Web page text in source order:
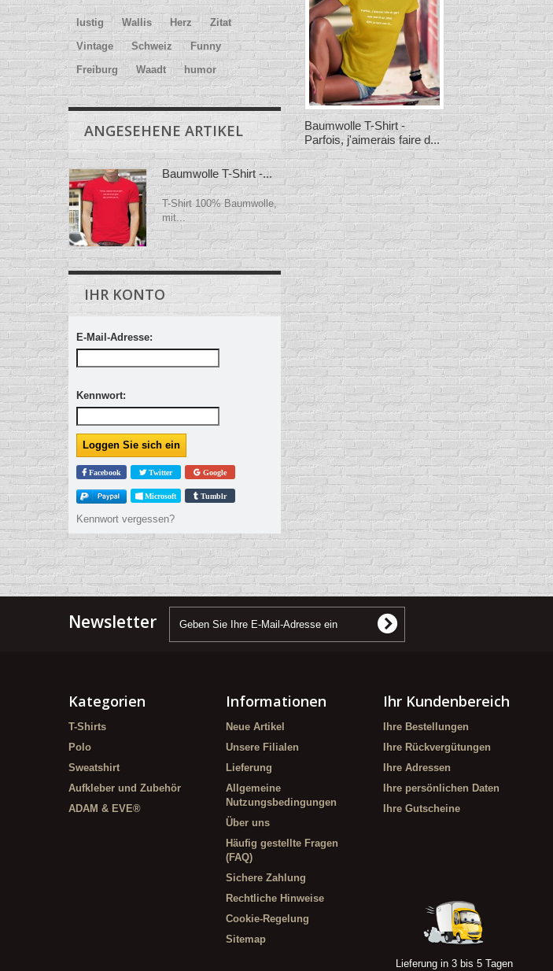
lustig Wallis Herz
Zitat
Vintage
Schweiz
Funny
Freiburg
Waadt humor
ANGESEHENE ARTIKEL
Baumwolle T-Shirt -...
T-Shirt 100% Baumwolle,
mit...
IHR KONTO
E-Mail-Adresse:
Kennwort:
Facebook Twitter Google
Microsoft Tumblr
Kennwort vergessen?
Baumwolle T-Shirt -
Parfois, j'aimerais faire d...
Newsletter
Kategorien
T-Shirts
Polo
Sweatshirt
Aufkleber und Zubehör
ADAM & EVE®
Informationen
Neue Artikel
Unsere Filialen
Lieferung
Allgemeine
Nutzungsbedingungen
Über uns
Häufig gestellte Fragen
(FAQ)
Sichere Zahlung
Rechtliche Hinweise
Cookie-Regelung
Sitemap
Ihr Kundenbereich
Ihre Bestellungen
Ihre Rückvergütungen
Ihre Adressen
Ihre persönlichen Daten
Ihre Gutscheine
Lieferung in 3 bis 5 Tagen